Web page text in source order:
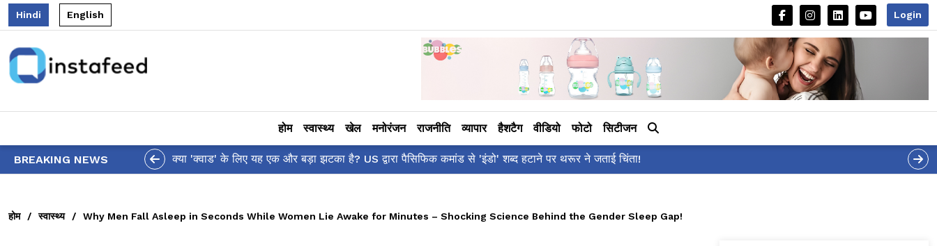
Hindi English Login
होम स्वास्थ्य खेल मनोरंजन राजनीति व्यापार हैशटैग वीडियो फोटो सिटीजन
BREAKING NEWS
द्वारा पैसिफिक कमांड से 'इंडो' शब्द हटाने पर थरूर ने जताई चिंता! आलिया भट्ट का मज़ेदार 'शर्वरी कहाँ है?' पोस्ट, 'अल्फा' टीज़र पर उठे सवालों का मज़ाकिया जवाब!
होम / स्वास्थ्य / Why Men Fall Asleep in Seconds While Women Lie Awake for Minutes – Shocking Science Behind the Gender Sleep Gap!